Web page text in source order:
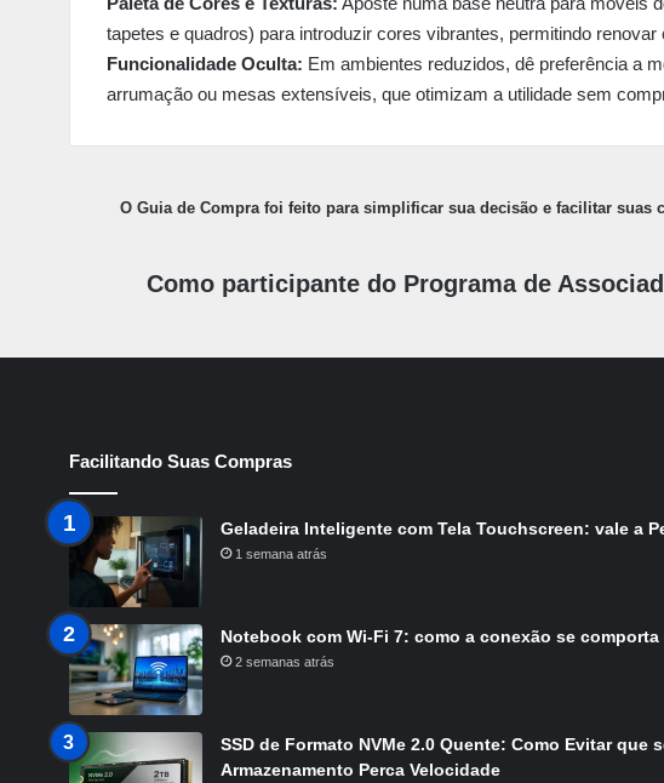
tapetes e quadros) para introduzir cores vibrantes, permitindo
Funcionalidade Oculta: Em ambientes reduzidos, dê preferência a
arrumação ou mesas extensíveis, que otimizam a utilidade sem
O Guia de Compra foi feito para simplificar sua decisão e facilitar suas
Como participante do Programa de
Facilitando Suas Compras
Geladeira Inteligente com Tela Touchscreen: vale a
1 semana atrás
Notebook com Wi-Fi 7: como a conexão se
2 semanas atrás
SSD de Formato NVMe 2.0 Quente: Como Evitar que
Armazenamento Perca Velocidade